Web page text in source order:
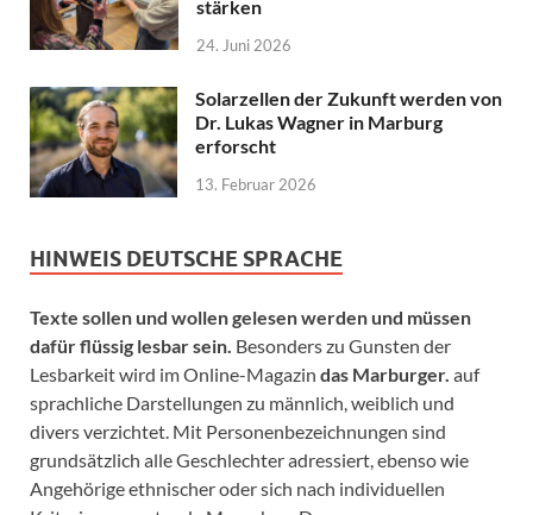
stärken
24. Juni 2026
Solarzellen der Zukunft werden von
Dr. Lukas Wagner in Marburg
erforscht
13. Februar 2026
HINWEIS DEUTSCHE SPRACHE
Texte sollen und wollen gelesen werden und müssen
dafür flüssig lesbar sein. Besonders zu Gunsten der
Lesbarkeit wird im Online-Magazin das Marburger. auf
sprachliche Darstellungen zu männlich, weiblich und
divers verzichtet. Mit Personenbezeichnungen sind
grundsätzlich alle Geschlechter adressiert, ebenso wie
Angehörige ethnischer oder sich nach individuellen